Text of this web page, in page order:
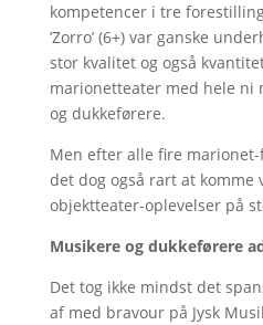
kompetencer i tre
’Zorro’ (6+) var ganske
stor kvalitet og også
marionetteater med hele ni
og dukkeførere.
Men efter alle fire
det dog også rart at komme
objektteater-oplevelser på
Musikere og dukkeførere
Det tog ikke mindst det
af med bravour på Jysk